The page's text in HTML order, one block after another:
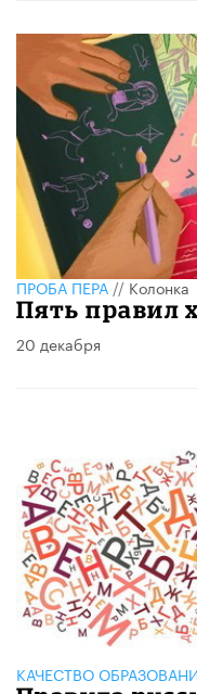
ПРОБА ПЕРА//Колонка
Пять правил
20 декабря
КАЧЕСТВО